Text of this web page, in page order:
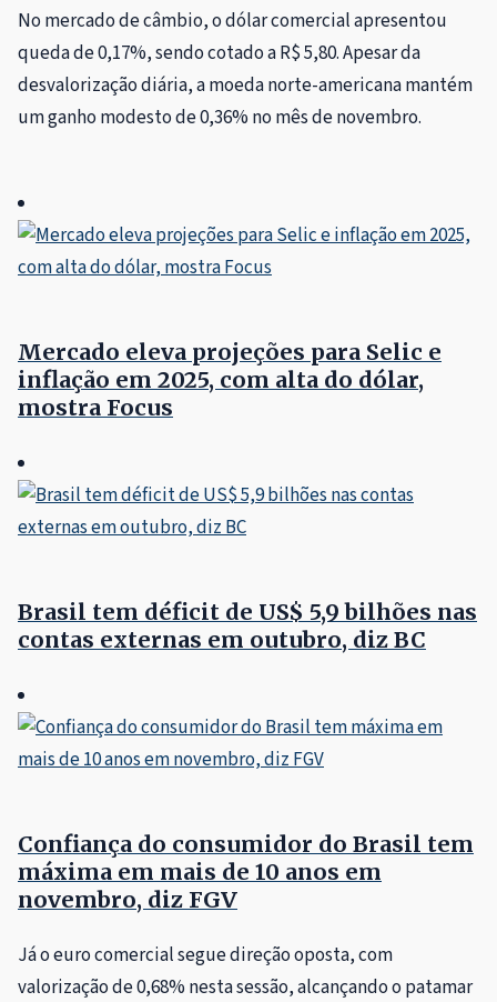
No mercado de câmbio, o dólar comercial apresentou
queda de 0,17%, sendo cotado a R$ 5,80. Apesar da
desvalorização diária, a moeda norte-americana mantém
um ganho modesto de 0,36% no mês de novembro.
Mercado eleva projeções para Selic e
inflação em 2025, com alta do dólar,
mostra Focus
Brasil tem déficit de US$ 5,9 bilhões nas
contas externas em outubro, diz BC
Confiança do consumidor do Brasil tem
máxima em mais de 10 anos em
novembro, diz FGV
Já o euro comercial segue direção oposta, com
valorização de 0,68% nesta sessão, alcançando o patamar